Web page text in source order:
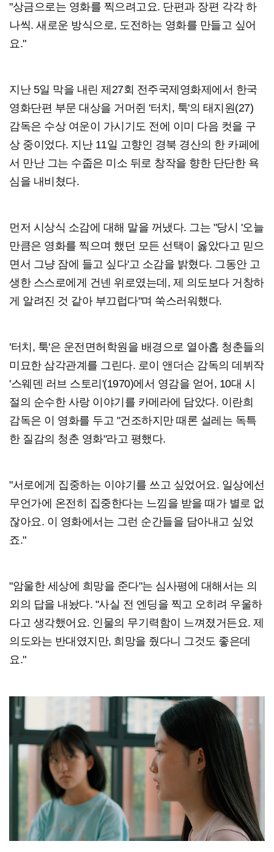
"상금으로는 영화를 찍으려고요. 단편과 장편 각각 하
나씩. 새로운 방식으로, 도전하는 영화를 만들고 싶어
요."
지난 5일 막을 내린 제27회 전주국제영화제에서 한국
영화단편 부문 대상을 거머쥔 '터치, 툭'의 태지원(27)
감독은 수상 여운이 가시기도 전에 이미 다음 컷을 구
상 중이었다. 지난 11일 고향인 경북 경산의 한 카페에
서 만난 그는 수줍은 미소 뒤로 창작을 향한 단단한 욕
심을 내비쳤다.
먼저 시상식 소감에 대해 말을 꺼냈다. 그는 "당시 '오늘
만큼은 영화를 찍으며 했던 모든 선택이 옳았다고 믿으
면서 그냥 잠에 들고 싶다'고 소감을 밝혔다. 그동안 고
생한 스스로에게 건넨 위로였는데, 제 의도보다 거창하
게 알려진 것 같아 부끄럽다"며 쑥스러워했다.
'터치, 툭'은 운전면허학원을 배경으로 열아홉 청춘들의
미묘한 삼각관계를 그린다. 로이 앤더슨 감독의 데뷔작
'스웨덴 러브 스토리'(1970)에서 영감을 얻어, 10대 시
절의 순수한 사랑 이야기를 카메라에 담았다. 이란희
감독은 이 영화를 두고 "건조하지만 때론 설레는 독특
한 질감의 청춘 영화"라고 평했다.
"서로에게 집중하는 이야기를 쓰고 싶었어요. 일상에선
무언가에 온전히 집중한다는 느낌을 받을 때가 별로 없
잖아요. 이 영화에서는 그런 순간들을 담아내고 싶었
죠."
"암울한 세상에 희망을 준다"는 심사평에 대해서는 의
외의 답을 내놨다. "사실 전 엔딩을 찍고 오히려 우울하
다고 생각했어요. 인물의 무기력함이 느껴졌거든요. 제
의도와는 반대였지만, 희망을 줬다니 그것도 좋은데
요."